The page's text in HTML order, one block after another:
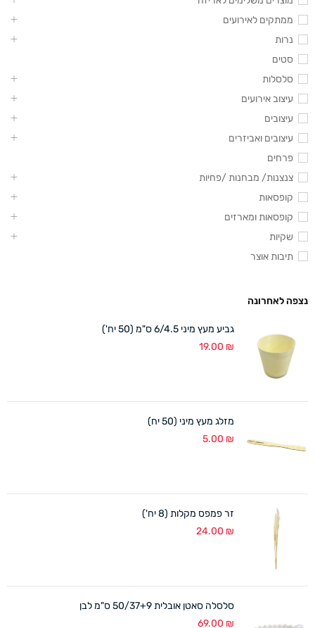
ממתקים לאירועים
נרות
סטים
סלסלות
עיצוב אירועים
עיצובים
עיצובים ואביזרים
פרחים
צנצנות/ מבחנות /פחיות
קופסאות
קופסאות ומארזים
שקיות
תיבות אוצר
נצפה לאחרונה
גביע מעץ מיני 6/4.5 ס"מ (50 יח')
19.00 ₪
מזלג מעץ מיני (50 יח)
5.00 ₪
זר פמפס מקלות (8 יח')
24.00 ₪
סלסלה סאטן אובלית 50/37+9 ס"מ לבן
69.00 ₪